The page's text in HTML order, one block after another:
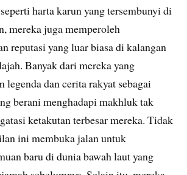
harta karun yang tersembunyi di
mereka juga memperoleh
reputasi yang luar biasa di kalangan
Banyak dari mereka yang
legenda dan cerita rakyat sebagai
berani menghadapi makhluk tak
ketakutan terbesar mereka. Tidak
ini membuka jalan untuk
baru di dunia bawah laut yang